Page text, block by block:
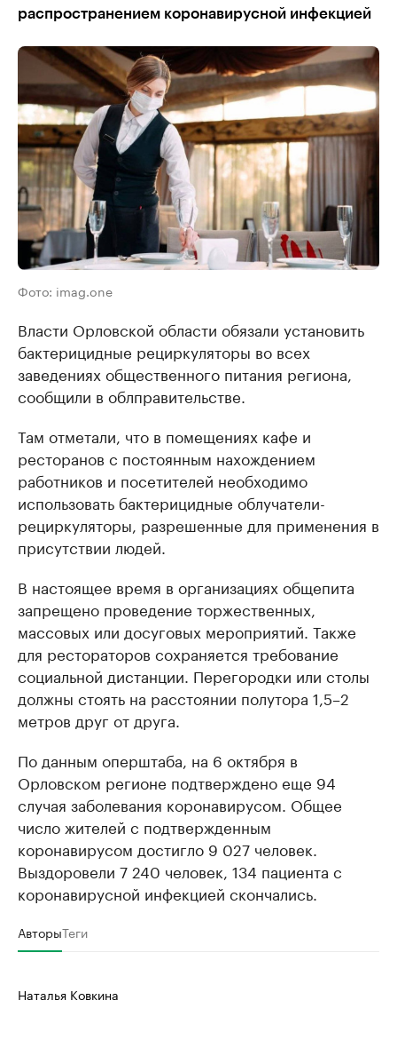
распространением коронавирусной инфекцией
Фото: imag.one
Власти Орловской области обязали установить
бактерицидные рециркуляторы во всех
заведениях общественного питания региона,
сообщили в облправительстве.
Там отметали, что в помещениях кафе и
ресторанов с постоянным нахождением
работников и посетителей необходимо
использовать бактерицидные облучатели-
рециркуляторы, разрешенные для применения в
присутствии людей.
В настоящее время в организациях общепита
запрещено проведение торжественных,
массовых или досуговых мероприятий. Также
для рестораторов сохраняется требование
социальной дистанции. Перегородки или столы
должны стоять на расстоянии полутора 1,5–2
метров друг от друга.
По данным оперштаба, на 6 октября в
Орловском регионе подтверждено еще 94
случая заболевания коронавирусом. Общее
число жителей с подтвержденным
коронавирусом достигло 9 027 человек.
Выздоровели 7 240 человек, 134 пациента с
коронавирусной инфекцией скончались.
АвторыТеги
Наталья Ковкина